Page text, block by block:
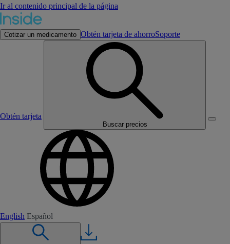
Ir al contenido principal de la página
Cotizar un medicamento Obtén tarjeta de ahorroSoporte
Obtén tarjeta
Buscar precios
English Español